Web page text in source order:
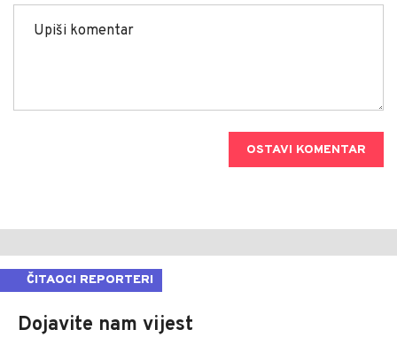
OSTAVI KOMENTAR
ČITAOCI REPORTERI
Dojavite nam vijest